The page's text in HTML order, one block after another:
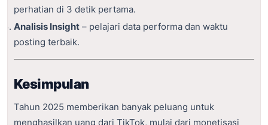
perhatian di 3 detik pertama.
Analisis Insight – pelajari data performa dan waktu
posting terbaik.
Kesimpulan
Tahun 2025 memberikan banyak peluang untuk
menghasilkan uang dari TikTok, mulai dari monetisasi